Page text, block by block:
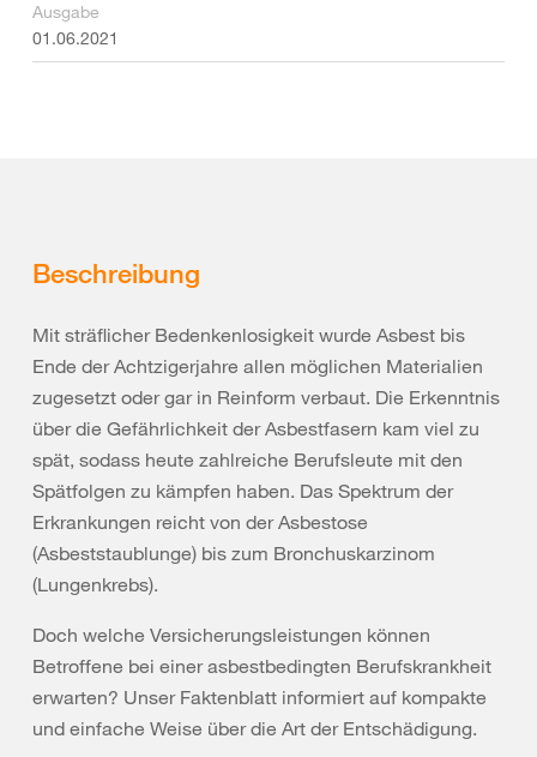
Ausgabe
01.06.2021
Beschreibung
Mit sträflicher Bedenkenlosigkeit wurde Asbest bis
Ende der Achtzigerjahre allen möglichen Materialien
zugesetzt oder gar in Reinform verbaut. Die Erkenntnis
über die Gefährlichkeit der Asbestfasern kam viel zu
spät, sodass heute zahlreiche Berufsleute mit den
Spätfolgen zu kämpfen haben. Das Spektrum der
Erkrankungen reicht von der Asbestose
(Asbeststaublunge) bis zum Bronchuskarzinom
(Lungenkrebs).
Doch welche Versicherungsleistungen können
Betroffene bei einer asbestbedingten Berufskrankheit
erwarten? Unser Faktenblatt informiert auf kompakte
und einfache Weise über die Art der Entschädigung.